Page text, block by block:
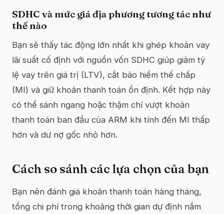
SDHC và mức giá địa phương tương tác như
thế nào
Bạn sẽ thấy tác động lớn nhất khi ghép khoản vay
lãi suất cố định với nguồn vốn SDHC giúp giảm tỷ
lệ vay trên giá trị (LTV), cắt bảo hiểm thế chấp
(MI) và giữ khoản thanh toán ổn định. Kết hợp này
có thể sánh ngang hoặc thậm chí vượt khoản
thanh toán ban đầu của ARM khi tính đến MI thấp
hơn và dư nợ gốc nhỏ hơn.
Cách so sánh các lựa chọn của bạn
Bạn nên đánh giá khoản thanh toán hàng tháng,
tổng chi phí trong khoảng thời gian dự định nắm